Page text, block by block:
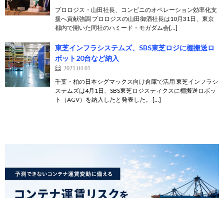
プロロジス・山田社長、コンビニのオペレーション効率化支
援へ貢献強調 プロロジスの山田御酒社長は10月31日、東京
都内で開いた同社のハミード・モガダム会[…]
東芝インフラシステムズ、SBS東芝ロジに棚搬送ロ
ボット20台など納入
2021.04.01
千葉・柏の日本シグマックス向け倉庫で活用 東芝インフラシ
ステムズは4月1日、SBS東芝ロジスティクスに棚搬送ロボッ
ト（AGV）を納入したと発表した。 […]